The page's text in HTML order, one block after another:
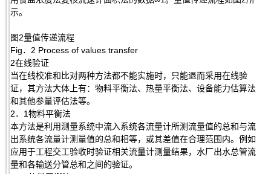
示。
图2量值传递流程
Fig．2 Process of values transfer
2在线验证
当在线校准和比对两种方法都不能实施时，只能退而采用在线验
证，其方法大体上有：物料平衡法、热量平衡法、设备能力估算法
和其他参量评估法等。
2．1物料平衡法
本方法是利用测量系统中流入系统各流量计所测流量值的总和与流
出系统各流量计测量值的总和相等，或其差值在合理范围内。例如
应用于工程交工验收时验证相关流量计测量结果，水厂出水总管流
量和各输送分管总和之间的验证。